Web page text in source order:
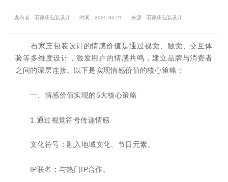
发布者：石家庄包装设计 时间：2025.06.21 来源：石家庄包装设计
石家庄包装设计的情感价值是通过视觉、触觉、交互体
验等多维度设计，激发用户的情感共鸣，建立品牌与消费者
之间的深层连接。以下是实现情感价值的核心策略：
一、情感价值实现的5大核心策略
1.通过视觉符号传递情感
文化符号：融入地域文化、节日元素。
IP联名：与热门IP合作。